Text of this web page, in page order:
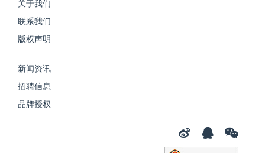
关于我们
联系我们
版权声明
新闻资讯
招聘信息
品牌授权